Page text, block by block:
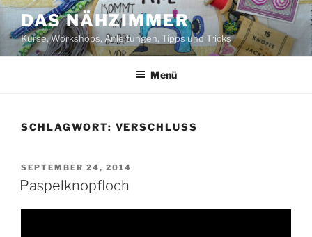
Zum
Inhalt
springen
DAS NÄHZIMMER
Kurse, Workshops, Anleitungen, Tipps und Tricks
Menü
SCHLAGWORT: VERSCHLUSS
VERÖFFENTLICHT
AM
SEPTEMBER 24, 2014
Paspelknopfloch